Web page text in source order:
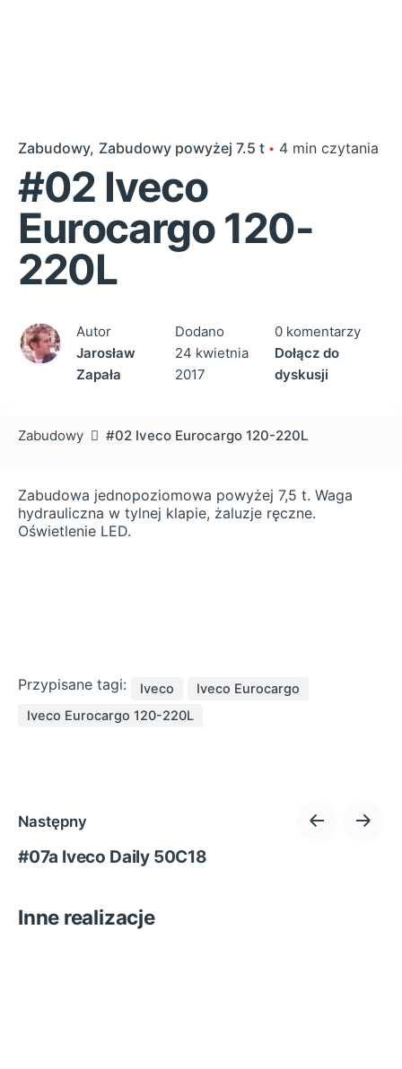
Zabudowy Zabudowy powyżej 7.5 t 4 min czytania
#02 Iveco
Eurocargo 120-
220L
Autor
Jarosław
Zapała
Dodano
24 kwietnia
2017
0 komentarzy
Dołącz do
dyskusji
Zabudowy #02 Iveco Eurocargo 120-220L
Zabudowa jednopoziomowa powyżej 7,5 t. Waga
hydrauliczna w tylnej klapie, żaluzje ręczne.
Oświetlenie LED.
Przypisane tagi: Iveco
Iveco Eurocargo
Iveco Eurocargo 120-220L
Następny
#07a Iveco Daily 50C18
Inne realizacje